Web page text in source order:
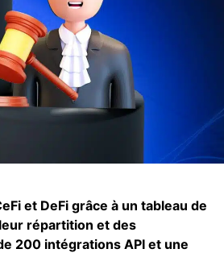
et DeFi grâce à un tableau de
répartition et des
200 intégrations API et une